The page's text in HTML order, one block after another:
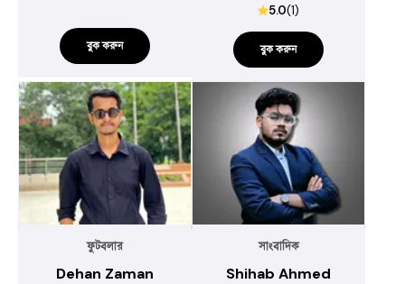
বুক করুন
5.0(1)
বুক করুন
ফুটবলার
Dehan Zaman
সাংবাদিক
Shihab Ahmed